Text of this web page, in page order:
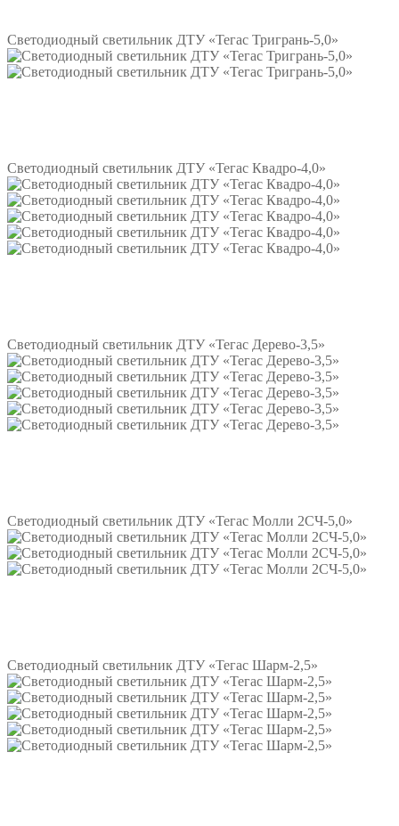
Светодиодный светильник ДТУ «Тегас Тригрань-5,0»
Светодиодный светильник ДТУ «Тегас Квадро-4,0»
Светодиодный светильник ДТУ «Тегас Дерево-3,5»
Светодиодный светильник ДТУ «Тегас Молли 2СЧ-5,0»
Светодиодный светильник ДТУ «Тегас Шарм-2,5»